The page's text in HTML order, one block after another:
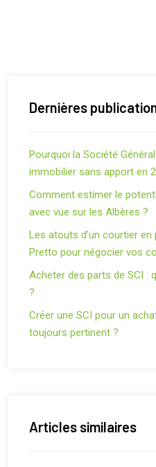
Dernières
Pourquoi la Société
immobilier sans apport en
Comment estimer le
avec vue sur les Albères ?
Les atouts d’un courtier
Pretto pour négocier vos
Acheter des parts de SCI :
?
Créer une SCI pour un
toujours pertinent ?
Articles similaires